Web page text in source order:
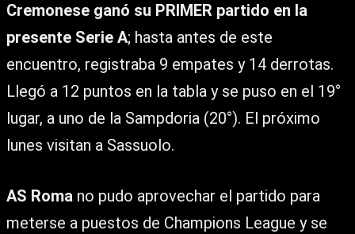
Cremonese ganó su PRIMER partido en la
presente Serie A; hasta antes de este
encuentro, registraba 9 empates y 14 derrotas.
Llegó a 12 puntos en la tabla y se puso en el 19°
lugar, a uno de la Sampdoria (20°). El próximo
lunes visitan a Sassuolo.
AS Roma no pudo aprovechar el partido para
meterse a puestos de Champions League y se